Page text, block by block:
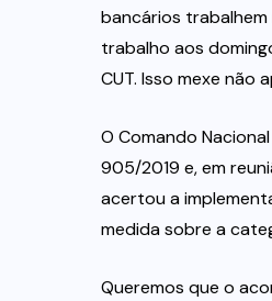
bancários trabalhem
trabalho aos
CUT. Isso mexe
O Comando
905/2019 e, em
acertou a
medida sobre a
Queremos que o